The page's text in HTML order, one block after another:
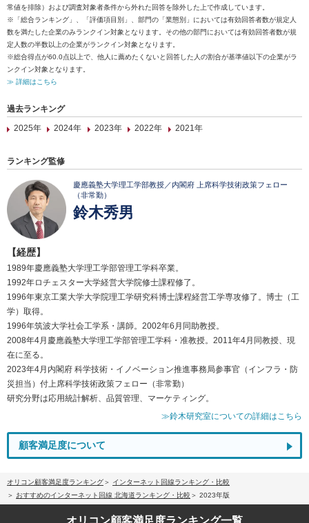
常値を排除）および調査対象者条件から外れた回答を除外した上で作成しています。
※「総合ランキング」、「評価項目別」、部門の「業態別」においては有効回答者数が規定人
数を満たした企業のみランクイン対象となります。その他の部門においては有効回答者数が規
定人数の半数以上の企業がランクイン対象となります。
※総合得点が60.0点以上で、他人に薦めたくないと回答した人の割合が基準値以下の企業がラ
ンクイン対象となります。
≫ 詳細はこちら
過去ランキング
2025年
2024年 2023年 2022年 2021年
ランキング監修
慶應義塾大学理工学部教授／内閣府 上席科学技術政策フェロー
（非常勤）
鈴木秀男
【経歴】
1989年慶應義塾大学理工学部管理工学科卒業。
1992年ロチェスター大学経営大学院修士課程修了。
1996年東京工業大学大学院理工学研究科博士課程経営工学専攻修了。博士（工
学）取得。
1996年筑波大学社会工学系・講師。2002年6月同助教授。
2008年4月慶應義塾大学理工学部管理工学科・准教授。2011年4月同教授、現
在に至る。
2023年4月内閣府 科学技術・イノベーション推進事務局参事官（インフラ・防
災担当）付上席科学技術政策フェロー（非常勤）
研究分野は応用統計解析、品質管理、マーケティング。
≫鈴木研究室についての詳細はこちら
顧客満足度について
オリコン顧客満足度ランキング
インターネット回線ランキング・比較
おすすめのインターネット回線 北海道ランキング・比較
2023年版